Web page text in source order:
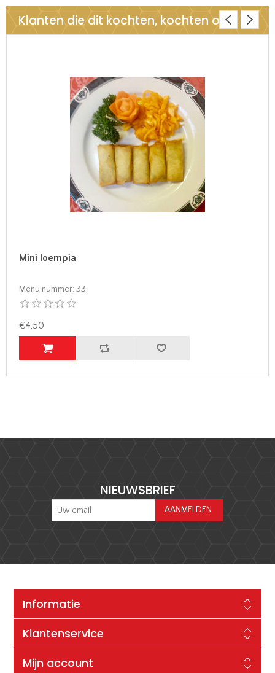
Klanten die dit kochten, kochten ook..
Mini loempia
Menu nummer: 33
€4,50
NIEUWSBRIEF
Informatie
Klantenservice
Mijn account